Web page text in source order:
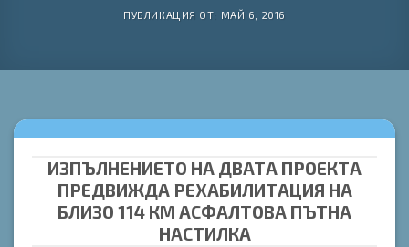
ПУБЛИКАЦИЯ ОТ: МАЙ 6, 2016
ИЗПЪЛНЕНИЕТО НА ДВАТА ПРОЕКТА
ПРЕДВИЖДА РЕХАБИЛИТАЦИЯ НА
БЛИЗО 114 КМ АСФАЛТОВА ПЪТНА
НАСТИЛКА